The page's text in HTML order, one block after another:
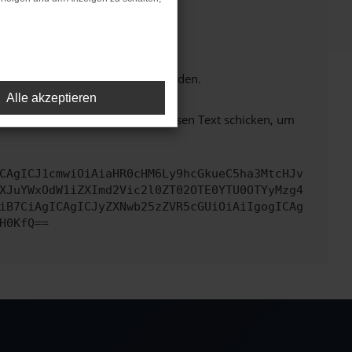
nicht mehr unterstützt werden.
beheben. Du kannst uns diesen Text schicken, um
Alle akzeptieren